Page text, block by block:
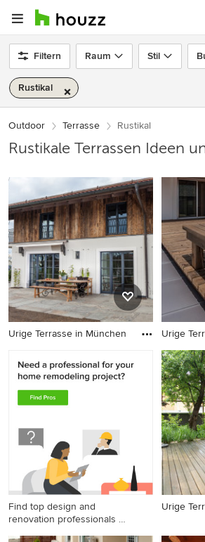
Filtern Raum Stil
Rustikal
Outdoor Terrasse Rustikal
Rustikale Terrassen Ideen
Urige Terrasse in München
Urige Terrasse in München
Urige
Urige
Find top design and
renovation professionals on
Urige